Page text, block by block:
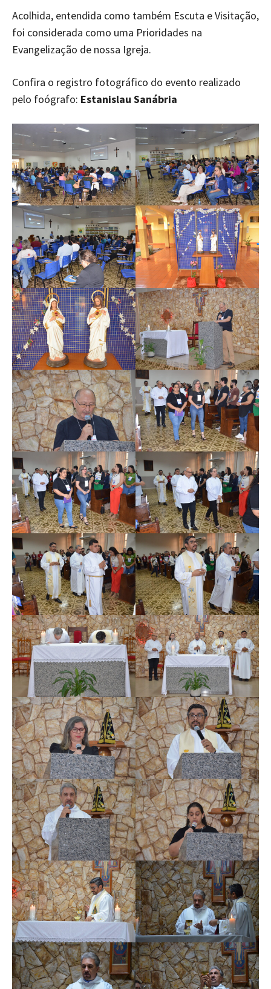
Acolhida, entendida como também Escuta e Visitação,
foi considerada como uma Prioridades na
Evangelização de nossa Igreja.
Confira o registro fotográfico do evento realizado
pelo foógrafo: Estanislau Sanábria